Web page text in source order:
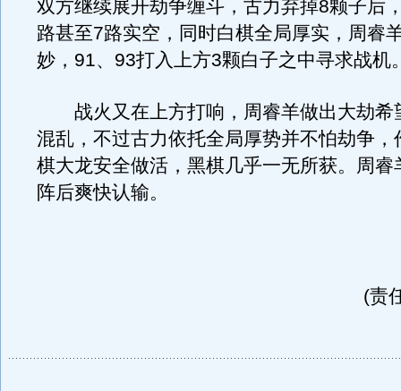
双方继续展开劫争缠斗，古力弃掉8颗子后
路甚至7路实空，同时白棋全局厚实，周睿
妙，91、93打入上方3颗白子之中寻求战机
战火又在上方打响，周睿羊做出大劫希
混乱，不过古力依托全局厚势并不怕劫争，
棋大龙安全做活，黑棋几乎一无所获。周睿
阵后爽快认输。
(责